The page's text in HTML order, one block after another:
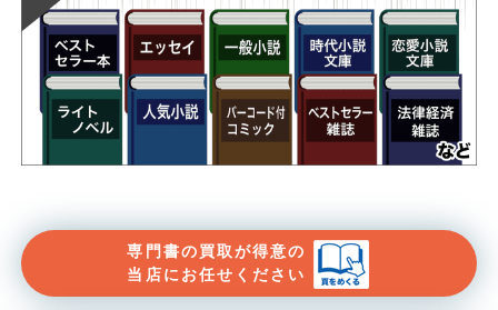
専門書の買取が得意の
当店にお任せください